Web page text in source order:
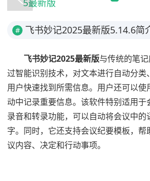
# 飞书妙记2025最新版5.14.6简
飞书妙记2025最新版与传统的笔
过智能识别技术，对文本进行自动分类
用户快速找到所需信息。用户还可以
动中记录重要信息。该软件特别适用于
录音和转录功能，可以自动将会议中的
字。同时，它还支持会议纪要模板，
议内容、决定和行动事项。